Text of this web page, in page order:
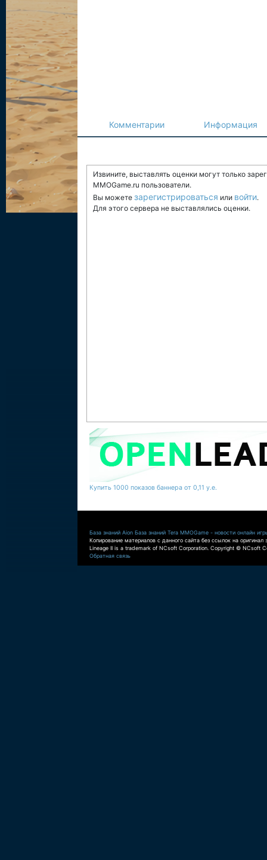
Комментарии Информация
Извините, выставлять оценки могут только
MMOGame.ru пользователи.
Вы можете зарегистрироваться или войти.
Для этого сервера не выставлялись оценки.
Купить 1000 показов баннера от 0,11 у.е.
База знаний Aion База знаний Tera MMOGame - новости онлайн
Копирование материалов с данного сайта без ссылок на оригинал
Lineage II is a trademark of NCsoft Corporation. Copyright © NCsoft
Обратная связь